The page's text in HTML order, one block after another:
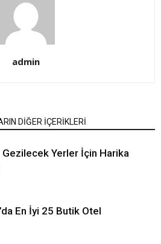
admin
DİĞER İÇERİKLERİ
Yerler İçin Harika
En İyi 25 Butik Otel